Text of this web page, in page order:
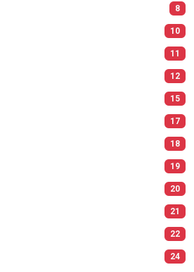
8
10
11
12
15
17
18
19
20
21
22
24